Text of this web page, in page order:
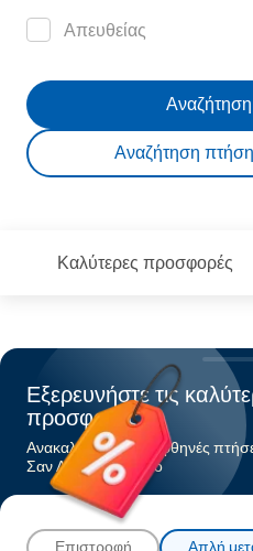
Απευθείας
Αναζήτηση
Καλύτερες προσφορές
Εξερευνήστε τις
προσφορές
Ανακαλύψτε τις πιο φθηνές
Σαν Λουίς Ομπίσπο
Επιστροφή Απλή